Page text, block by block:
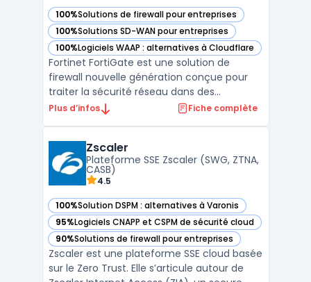
100%Solutions de firewall pour entreprises
— voir Fortinet FortiGate dans cette catégorie
100%Solutions SD-WAN pour entreprises
— voir Fortinet FortiGate dans cette catégorie
100%Logiciels WAAP : alternatives à Cloudflare
— voir Fortinet FortiGate dans cette catégorie
Fortinet FortiGate est une solution de
firewall nouvelle génération conçue pour
traiter la sécurité réseau dans des
environnements où la performance et
un important volume de trafic, tout en
assurant une visibilité ...
Plus d’infos Fiche complète
Zscaler
Plateforme SSE Zscaler (SWG, ZTNA,
CASB)
4.5
100%Solution DSPM : alternatives à Varonis
— voir Zscaler dans cette catégorie
95%Logiciels CNAPP et CSPM de sécurité cloud
— voir Zscaler dans cette catégorie
90%Solutions de firewall pour entreprises
— voir Zscaler dans cette catégorie
Zscaler est une plateforme SSE cloud basée
sur le Zero Trust. Elle s’articule autour de